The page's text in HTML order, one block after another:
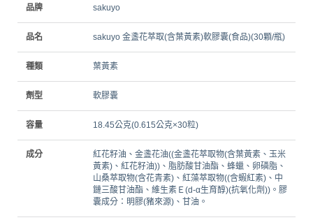
品牌 sakuyo
品名 sakuyo 金盞花萃取(含葉黃素)軟膠囊(食品)(30顆/瓶)
種類 葉黃素
劑型 軟膠囊
容量 18.45公克(0.615公克×30粒)
成分
紅花籽油、金盞花油((金盞花萃取物(含葉黃素、玉米
黃素)、紅花籽油))、脂肪酸甘油酯、蜂蠟、卵磷脂、
山桑萃取物(含花青素)、紅藻萃取物((含蝦紅素)、中
鏈三酸甘油酯、維生素Ｅ(d-α生育醇)(抗氧化劑))。膠
囊成分：明膠(豬來源)、甘油。